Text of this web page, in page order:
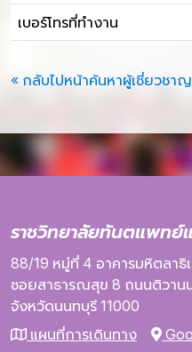
เบอร์โทรที่ทำงาน
« กลับไปหน้าค้นหาผู้เชี่ยวชาญ
ราชวิทยาลัยทันตแพทย์
88/19 หมู่ที่ 4 อาคารมหิตลาธิ
ซอยสาธารณสุข 8 ถนนติวาน
จังหวัดนนทบุรี 11000
แผนที่การเดินทาง